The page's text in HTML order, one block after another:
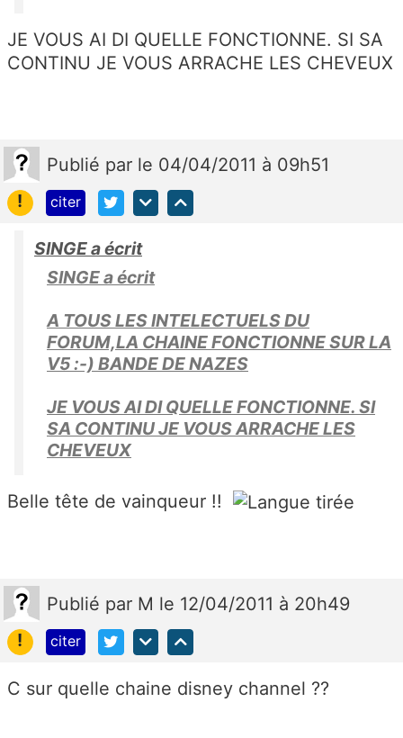
JE VOUS AI DI QUELLE FONCTIONNE. SI SA
CONTINU JE VOUS ARRACHE LES CHEVEUX
Publié par le 04/04/2011 à 09h51
!
citer
SINGE a écrit
SINGE a écrit
A TOUS LES INTELECTUELS DU
FORUM,LA CHAINE FONCTIONNE SUR LA
V5 :-) BANDE DE NAZES
JE VOUS AI DI QUELLE FONCTIONNE. SI
SA CONTINU JE VOUS ARRACHE LES
CHEVEUX
Belle tête de vainqueur !!
Publié par M le 12/04/2011 à 20h49
!
citer
C sur quelle chaine disney channel ??